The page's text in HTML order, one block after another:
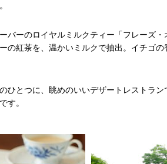
バーのロイヤルミルクティー「フレーズ
の紅茶を、温かいミルクで抽出。イチゴ
ひとつに、眺めのいいデザートレストラ
す。